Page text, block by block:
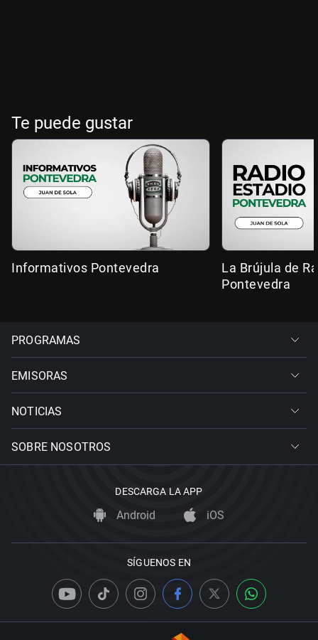
Te puede gustar
Informativos Pontevedra
La Brújula de
Pontevedra
PROGRAMAS
EMISORAS
NOTICIAS
SOBRE NOSOTROS
DESCARGA LA APP
Android iOS
SÍGUENOS EN